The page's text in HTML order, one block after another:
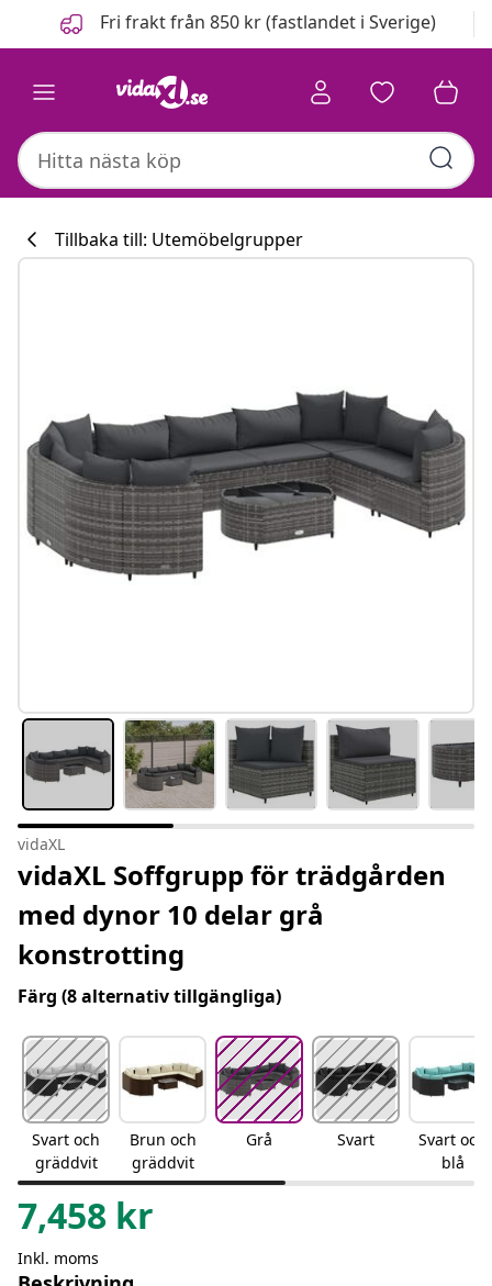
FöregåendeFri frakt från 850 kr (fastlandet i Sverige)
Tillbaka till: Utemöbelgrupper
vidaXL
vidaXL Soffgrupp för trädgården
med dynor 10 delar grå
konstrotting
Färg (8 alternativ tillgängliga)
Svart och
gräddvit
Brun och
gräddvit
Grå Svart
Svart och
blå
7,458 kr
Inkl. moms